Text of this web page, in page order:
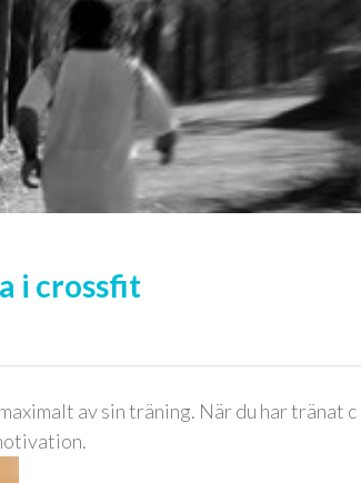
i crossfit
av sin träning. När du har tränat c